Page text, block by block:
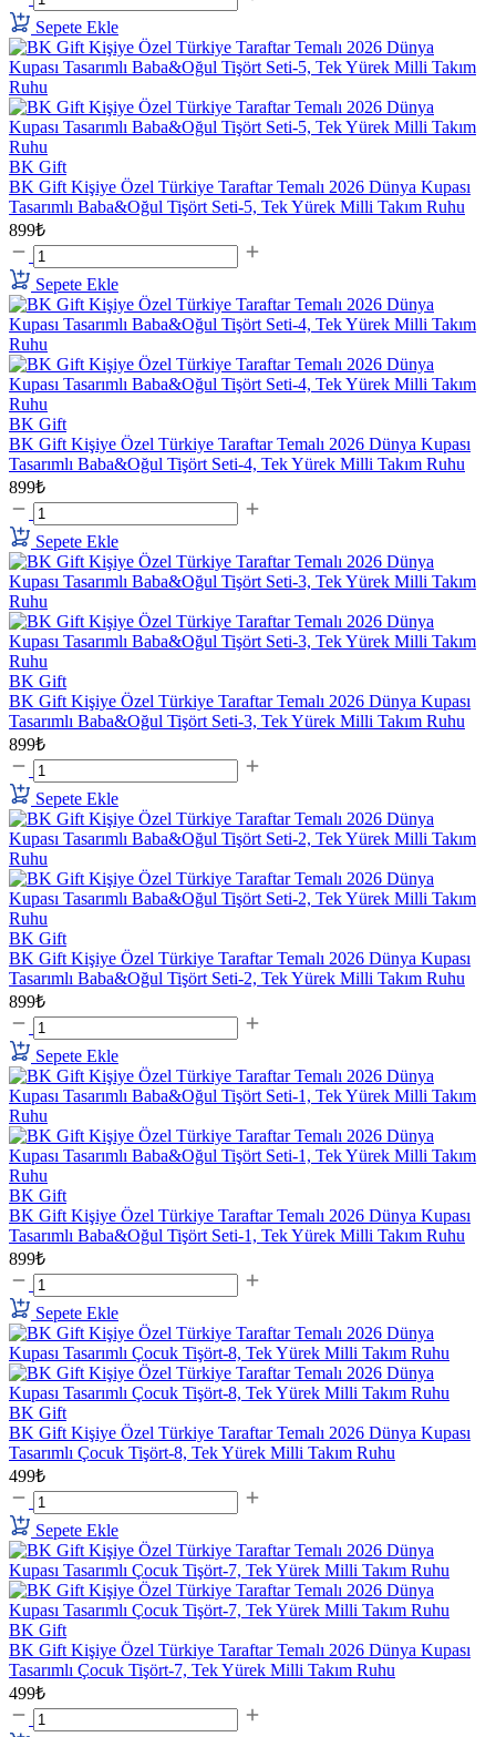
Sepete Ekle
BK Gift
BK Gift Kişiye Özel Türkiye Taraftar Temalı 2026 Dünya Kupası
Tasarımlı Baba&Oğul Tişört Seti-5, Tek Yürek Milli Takım Ruhu
899₺
Sepete Ekle
BK Gift
BK Gift Kişiye Özel Türkiye Taraftar Temalı 2026 Dünya Kupası
Tasarımlı Baba&Oğul Tişört Seti-4, Tek Yürek Milli Takım Ruhu
899₺
Sepete Ekle
BK Gift
BK Gift Kişiye Özel Türkiye Taraftar Temalı 2026 Dünya Kupası
Tasarımlı Baba&Oğul Tişört Seti-3, Tek Yürek Milli Takım Ruhu
899₺
Sepete Ekle
BK Gift
BK Gift Kişiye Özel Türkiye Taraftar Temalı 2026 Dünya Kupası
Tasarımlı Baba&Oğul Tişört Seti-2, Tek Yürek Milli Takım Ruhu
899₺
Sepete Ekle
BK Gift
BK Gift Kişiye Özel Türkiye Taraftar Temalı 2026 Dünya Kupası
Tasarımlı Baba&Oğul Tişört Seti-1, Tek Yürek Milli Takım Ruhu
899₺
Sepete Ekle
BK Gift
BK Gift Kişiye Özel Türkiye Taraftar Temalı 2026 Dünya Kupası
Tasarımlı Çocuk Tişört-8, Tek Yürek Milli Takım Ruhu
499₺
Sepete Ekle
BK Gift
BK Gift Kişiye Özel Türkiye Taraftar Temalı 2026 Dünya Kupası
Tasarımlı Çocuk Tişört-7, Tek Yürek Milli Takım Ruhu
499₺